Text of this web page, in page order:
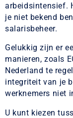
arbeidsintensief.
je niet bekend
salarisbeheer.
Gelukkig zijn er
manieren, zoals
Nederland te
integriteit van je
werknemers niet
U kunt kiezen